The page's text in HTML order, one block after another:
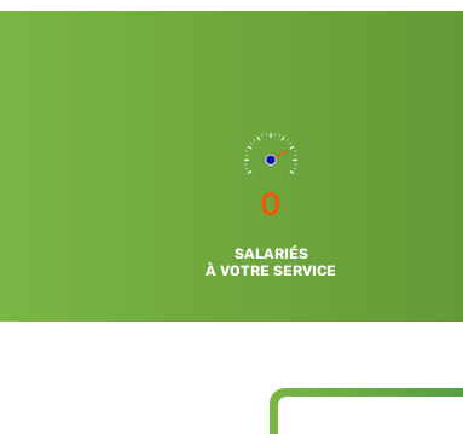
0
SALARIÉS
À VOTRE SERVICE